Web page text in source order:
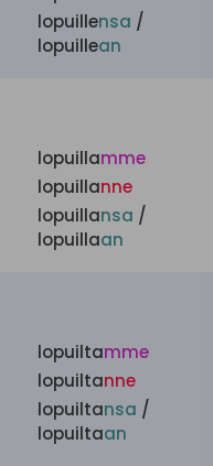
lopuillensa /
lopuillean
lopuillamme
lopuillanne
lopuillansa /
lopuillaan
lopuiltamme
lopuiltanne
lopuiltansa /
lopuiltaan